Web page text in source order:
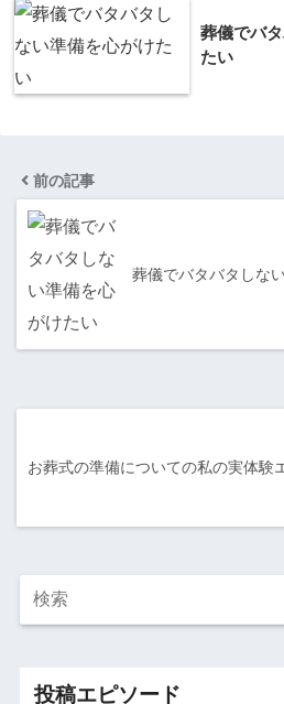
葬儀でバ
たい
前の記事
葬儀でバタバタしな
お葬式の準備についての私の実体験
投稿エピソード